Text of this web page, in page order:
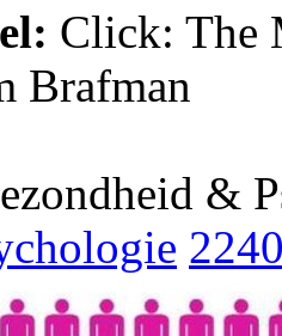
Click: The
Brafman
&